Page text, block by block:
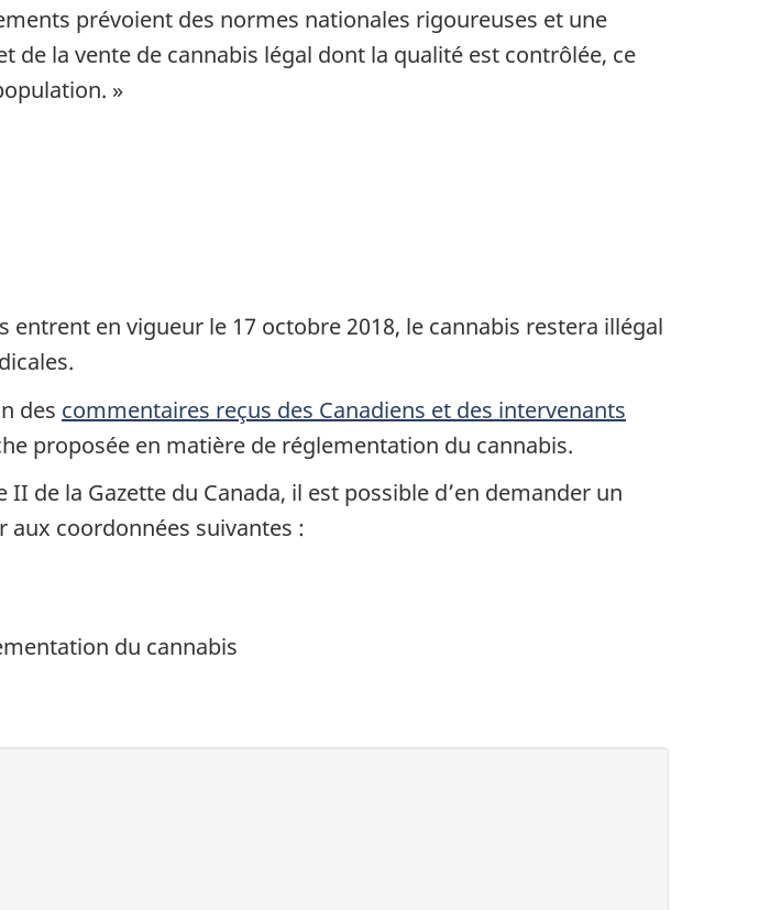
prévoient des normes nationales rigoureuses et une
la vente de cannabis légal dont la qualité est contrôlée, ce
»
entrent en vigueur le 17 octobre 2018, le cannabis restera illégal
des commentaires reçus des Canadiens et des intervenants
proposée en matière de réglementation du cannabis.
de la Gazette du Canada, il est possible d’en demander un
coordonnées suivantes :
du cannabis